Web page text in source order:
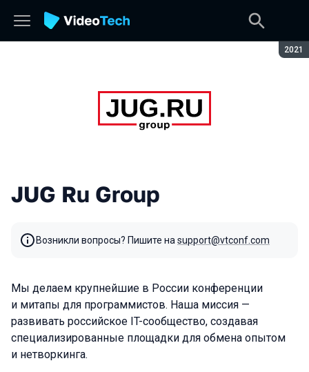
2021
JUG Ru Group
Возникли вопросы? Пишите наsupport@vtconf.com
Мы делаем крупнейшие в России конференции
и митапы для программистов. Наша миссия —
развивать российское IT-сообщество, создавая
специализированные площадки для обмена опытом
и нетворкинга.